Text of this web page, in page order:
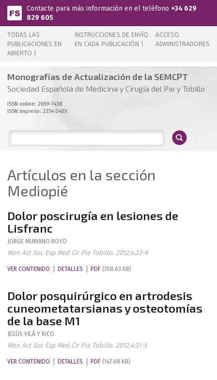
Pasar al contenido principal
Contacte para más información en el teléfono +34 629
829 605
TODAS LAS
PUBLICACIONES EN
ABIERTO |
INSTRUCCIONES DE ENVÍO
EN CADA PUBLICACIÓN |
ACCESO
ADMINISTRADORES
Monografías de Actualización de la SEMCPT
Sociedad Española de Medicina y Cirugía del Pie y Tobillo
ISSN online: 2659-7438
ISSN impreso: 2254-240X
Artículos en la sección
Mediopié
Dolor poscirugía en lesiones de
Lisfranc
JORGE MURIANO ROYO
Mon Act Soc Esp Med Cir Pie Tobillo. 2012;4:23-9
VER CONTENIDO DETALLES PDF (358.63 KB)
Dolor posquirúrgico en artrodesis
cuneometatarsianas y osteotomías
de la base M1
JESÚS VILÁ Y RICO
Mon Act Soc Esp Med Cir Pie Tobillo. 2012;4:31-5
VER CONTENIDO DETALLES PDF (147.68 KB)